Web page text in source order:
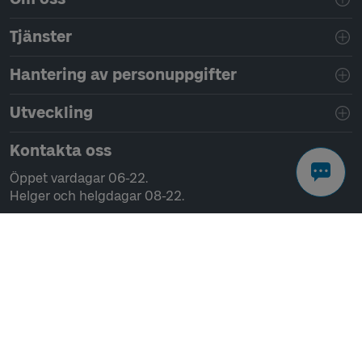
Tjänster
Hantering av personuppgifter
Utveckling
Kontakta oss
Öppet vardagar 06-22.
Helger och helgdagar 08-22.